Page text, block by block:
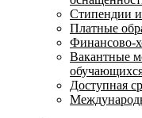
Стипендии
Платные
Финансово-
Вакантные
Доступная